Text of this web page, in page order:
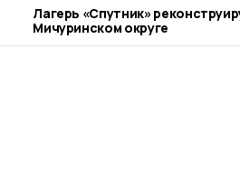
Лагерь «Спутник»
Мичуринском округе